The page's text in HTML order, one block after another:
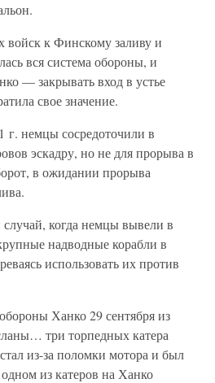
войск к Финскому заливу и
вся система обороны, и
— закрывать вход в устье
свое значение.
г. немцы сосредоточили в
эскадру, но не для прорыва в
в ожидании прорыва
когда немцы вывели в
надводные корабли в
использовать их против
Ханко 29 сентября из
три торпедных катера
из-за поломки мотора и был
из катеров на Ханко